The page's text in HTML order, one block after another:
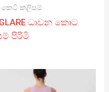
කලිසම්
ධාවන කොට
පිරිමි